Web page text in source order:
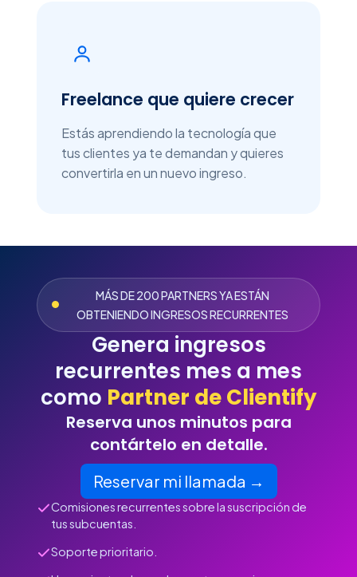
Freelance que quiere crecer
Estás aprendiendo la tecnología que
tus clientes ya te demandan y quieres
convertirla en un nuevo ingreso.
MÁS DE 200 PARTNERS YA ESTÁN
OBTENIENDO INGRESOS RECURRENTES
Genera ingresos
recurrentes mes a mes
como Partner de Clientify
Reserva unos minutos para
contártelo en detalle.
Reservar mi llamada →
Comisiones recurrentes sobre la suscripción de
tus subcuentas.
Soporte prioritario.